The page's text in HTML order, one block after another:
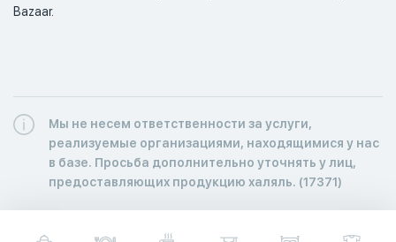
Bazaar.
Мы не несем ответственности за услуги,
реализуемые организациями, находящимися у нас
в базе. Просьба дополнительно уточнять у лиц,
предоставляющих продукцию халяль. (17371)